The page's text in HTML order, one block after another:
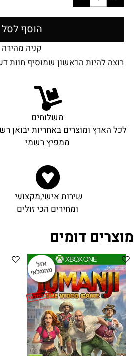
הוסף לסל
קניה מהירה
רוצה להיות הראשון שמוסיף חוות
משלוחים
לכל הארץ ומוצרים באחריות יבואן
ממפיץ רשמי
שירות אישי,מקצועי
ומחירים הכי זולים
מוצרים דומים